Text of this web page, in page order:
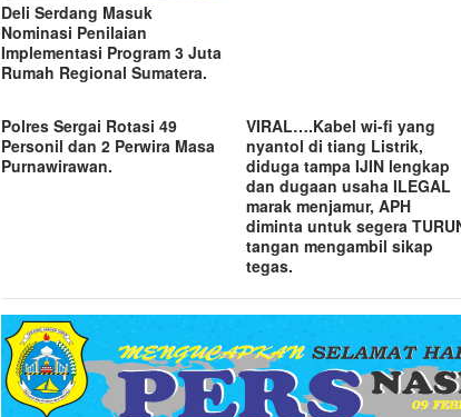
Deli Serdang Masuk
Nominasi Penilaian
Implementasi Program 3 Juta
Rumah Regional Sumatera.
Polres Sergai Rotasi 49
Personil dan 2 Perwira Masa
Purnawirawan.
VIRAL….Kabel wi-fi yang
nyantol di tiang Listrik,
diduga tampa IJIN lengkap
dan dugaan usaha ILEGAL
marak menjamur, APH
diminta untuk segera
tangan mengambil sikap
tegas.